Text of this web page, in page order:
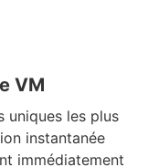
VM
uniques les plus
instantanée
immédiatement